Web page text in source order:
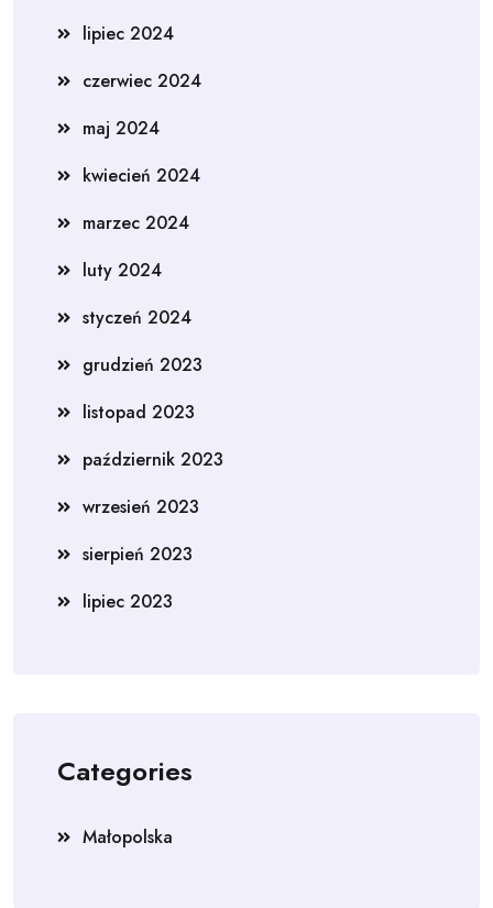
lipiec 2024
czerwiec 2024
maj 2024
kwiecień 2024
marzec 2024
luty 2024
styczeń 2024
grudzień 2023
listopad 2023
październik 2023
wrzesień 2023
sierpień 2023
lipiec 2023
Categories
Małopolska